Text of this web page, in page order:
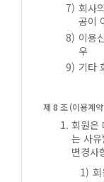
회사
공이
이용
우
기타
제 8 조 (이용계
회원은
는 사
변경사